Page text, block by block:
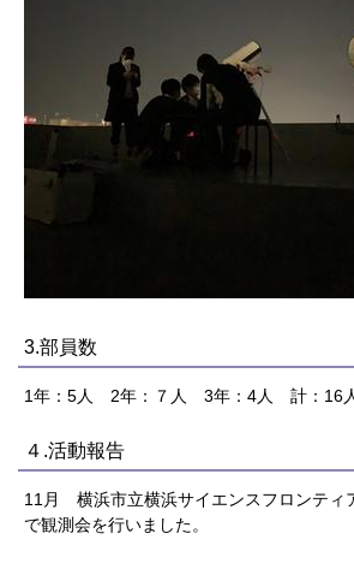
3.部員数
1年：5人 2年：７人 3年：4人 計：16
４.活動報告
11月 横浜市立横浜サイエンスフロンティ
で観測会を行いました。